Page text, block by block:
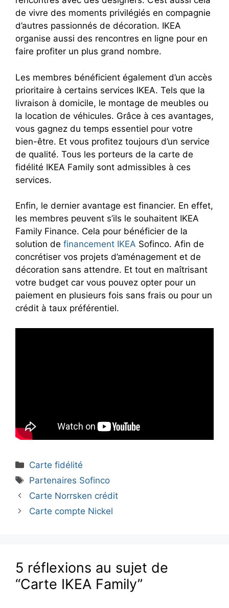
de vivre des moments privilégiés en compagnie
d’autres passionnés de décoration. IKEA
organise aussi des rencontres en ligne pour en
faire profiter un plus grand nombre.
Les membres bénéficient également d’un accès
prioritaire à certains services IKEA. Tels que la
livraison à domicile, le montage de meubles ou
la location de véhicules. Grâce à ces avantages,
vous gagnez du temps essentiel pour votre
bien-être. Et vous profitez toujours d’un service
de qualité. Tous les porteurs de la carte de
fidélité IKEA Family sont admissibles à ces
services.
Enfin, le dernier avantage est financier. En effet,
les membres peuvent s’ils le souhaitent IKEA
Family Finance. Cela pour bénéficier de la
solution de financement IKEA Sofinco. Afin de
concrétiser vos projets d’aménagement et de
décoration sans attendre. Et tout en maîtrisant
votre budget car vous pouvez opter pour un
paiement en plusieurs fois sans frais ou pour un
crédit à taux préférentiel.
Catégories
Carte fidélité
Étiquettes
Partenaires Sofinco
Carte Norrsken crédit
Carte compte Nickel
5 réflexions au sujet de
“Carte IKEA Family”